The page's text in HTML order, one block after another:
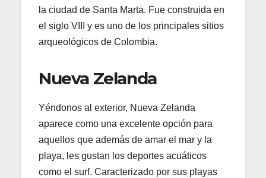
la ciudad de Santa Marta. Fue construida en
el siglo VIII y es uno de los principales sitios
arqueológicos de Colombia.
Nueva Zelanda
Yéndonos al exterior, Nueva Zelanda
aparece como una excelente opción para
aquellos que además de amar el mar y la
playa, les gustan los deportes acuáticos
como el surf. Caracterizado por sus playas